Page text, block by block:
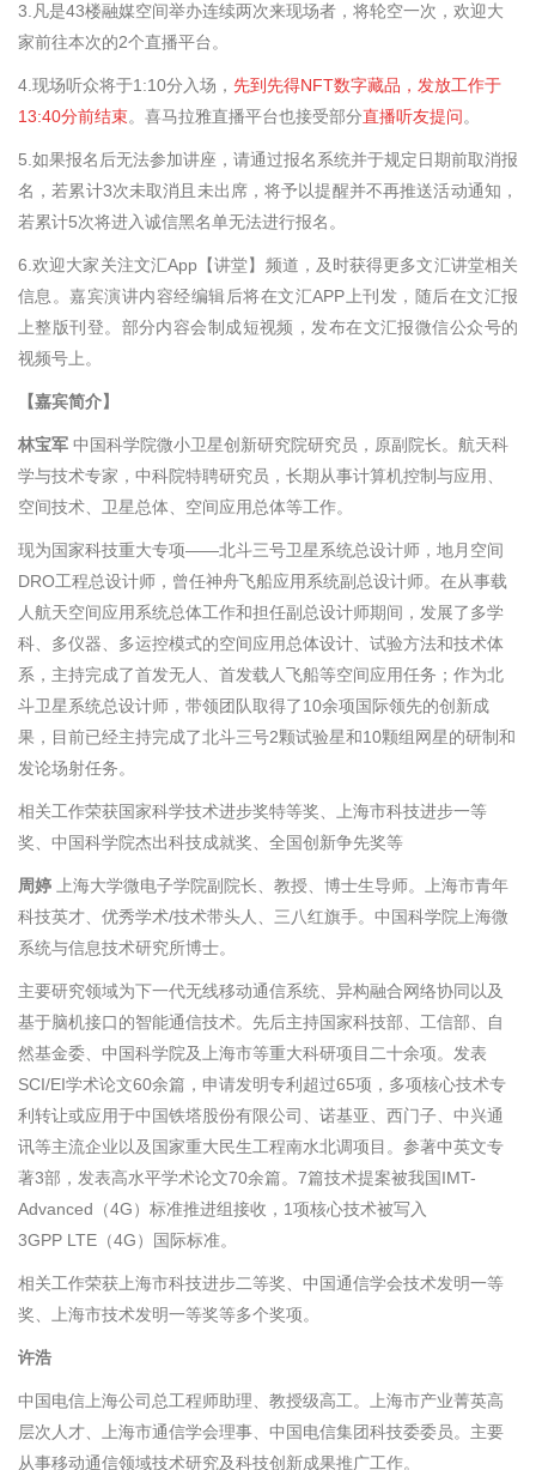
3. 凡是43楼融媒空间举办连续两次来现场者，将轮空一次，欢迎大
家前往本次的2个直播平台。
4.现场听众将于1:10分入场， 先到先得NFT数字藏品，发放工作于
13:40分前结束。 喜马拉雅直播平台也接受部分直播听友提问。
5 .如果报名后无法参加讲座，请通过报名系统并于规定日期前取消报
名，若累计3次未取消且未出席，将予以提醒并不再推送活动通知，
若累计5次将进入诚信黑名单无法进行报名。
6 .欢迎大家关注文汇App【讲堂】频道，及时获得更多文汇讲堂相关
信息。嘉宾演讲内容经编辑后将在文汇APP上刊发，随后在文汇报
上整版刊登。部分内容会制成短视频，发布在文汇报微信公众号的
视频号上。
【嘉宾简介】
林宝军 中国科学院微小卫星创新研究院研究员 ，原副院长。航天科
学与技术专家，中科院特聘研究员，长期从事计算机控制与应用、
空间技术、卫星总体、空间应用总体等工作。
现为国家科技重大专项——北斗三号卫星系统总设计师，地月空间
DRO工程总设计师，曾任神舟飞船应用系统副总设计师。在从事载
人航天空间应用系统总体工作和担任副总设计师期间，发展了多学
科、多仪器、多运控模式的空间应用总体设计、试验方法和技术体
系，主持完成了首发无人、首发载人飞船等空间应用任务；作为北
斗卫星系统总设计师，带领团队取得了10余项国际领先的创新成
果，目前已经主持完成了北斗三号2颗试验星和10颗组网星的研制和
发论场射任务。
相关工作荣获国家科学技术进步奖特等奖、上海市科技进步一等
奖、中国科学院杰出科技成就奖、全国创新争先奖等
周婷 上海大学微电子学院副院长、教授、博士生导师。
上海市青年
科技英才、优秀学术/技术带头人、三八红旗手。 中国科学院上海微
系统与信息技术研究所博士。
主要研究领域为下一代无线移动通信系统、异构融合网络协同以及
基于脑机接口的智能通信技术。 先后主持国家科技部、工信部、自
然基金委、中国科学院及上海市等重大科研项目二十余项。发表
SCI/EI学术论文60余篇，申请发明专利超过65项，多项核心技术专
利转让或应用于中国铁塔股份有限公司、诺基亚、西门子、中兴通
讯等主流企业以及国家重大民生工程南水北调项目。参著中英文专
著3部，发表高水平学术论文70余篇。 7篇技术提案被我国IMT-
Advanced （4G）标准推进组接收， 1项核心技术被写入
3GPP LTE （4G）国际标准。
相关工作荣获上海市科技进步二等奖、中国通信学会技术发明一等
奖、上海市技术发明一等奖等多个奖项。
许浩
中国电信上海公司总工程师助理、教授级高工。上海市产业菁英高
层次人才、上海市通信学会理事、中国电信集团科技委委员。主要
从事移动通信领域技术研究及科技创新成果推广工作。